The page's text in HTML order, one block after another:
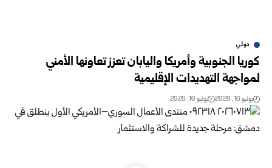
دولي
كوريا الجنوبية وأمريكا واليابان تعزز تعاونها الأمني
لمواجهة التهديدات الإقليمية
يوليو 16, 2026 يوليو 16, 2026